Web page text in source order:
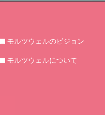
モルツウェルのビジョン
モルツウェルについて